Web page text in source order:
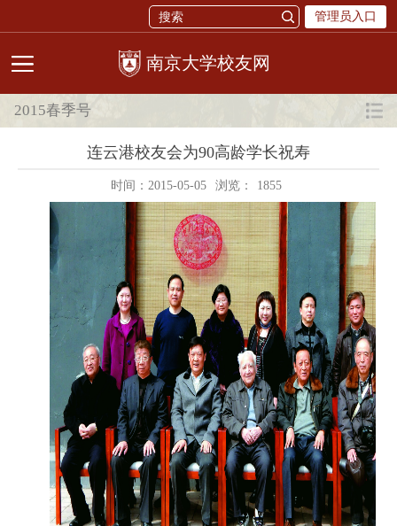
管理员入口
校友网
2015春季号
连云港校友会为90高龄学长祝寿
时间：2015-05-05 浏览： 1855